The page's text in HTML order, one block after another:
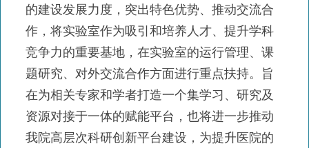
的建设发展力度，突出特色优势、推动交流合
作，将实验室作为吸引和培养人才、提升学科
竞争力的重要基地，在实验室的运行管理、课
题研究、对外交流合作方面进行重点扶持。旨
在为相关专家和学者打造一个集学习、研究及
资源对接于一体的赋能平台，也将进一步推动
我院高层次科研创新平台建设，为提升医院的